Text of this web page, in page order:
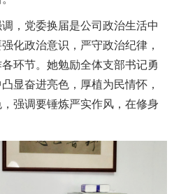
党委换届是公司政治生活中
化政治意识，严守政治纪律，
环节。她勉励全体支部书记勇
显奋进亮色，厚植为民情怀，
强调要锤炼严实作风，在修身